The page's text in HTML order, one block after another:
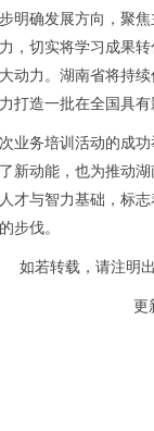
明确发展方向，聚
，切实将学习成果
动力。湖南省将持
打造一批在全国具有
业务培训活动的成
新动能，也为推动
才与智力基础，标
步伐。
如若转载，请注明
更